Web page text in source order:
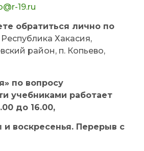
19.ru
обратиться лично по
Республика Хакасия,
район, п. Копьево,
по вопросу
учебниками работает
до 16.00,
и воскресенья. Перерыв с